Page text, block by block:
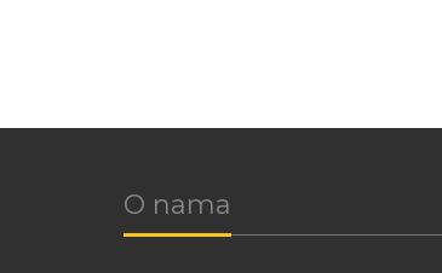
O nama